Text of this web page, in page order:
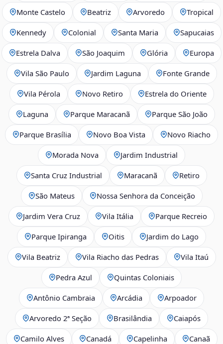
Monte Castelo Beatriz Arvoredo Tropical
Kennedy Colonial Santa Maria Sapucaias
Estrela Dalva São Joaquim Glória Europa
Vila São Paulo Jardim Laguna Fonte Grande
Vila Pérola Novo Retiro Estrela do Oriente
Laguna Parque Maracanã Parque São João
Parque Brasília Novo Boa Vista Novo Riacho
Morada Nova Jardim Industrial
Santa Cruz Industrial Maracanã Retiro
São Mateus Nossa Senhora da Conceição
Jardim Vera Cruz Vila Itália Parque Recreio
Parque Ipiranga Oitis Jardim do Lago
Vila Beatriz Vila Riacho das Pedras Vila Itaú
Pedra Azul Quintas Coloniais
Antônio Cambraia Arcádia Arpoador
Arvoredo 2ª Seção Brasilândia Caiapós
Camilo Alves Canadá Capelinha Canaã